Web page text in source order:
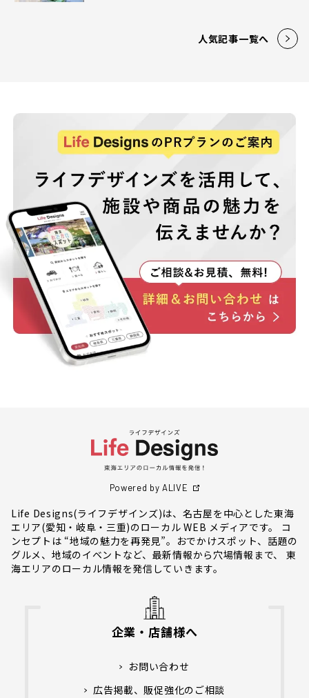
人気記事一覧へ
Powered by ALIVE
Life Designs(ライフデザインズ)は、名古屋を中心とした東海
エリア(愛知・岐阜・三重)のローカル WEB メディアです。 コ
ンセプトは “地域の魅力を再発見”。おでかけスポット、話題の
グルメ、地域のイベントなど、最新情報から穴場情報まで、 東
海エリアのローカル情報を発信していきます。
企業・店舗様へ
お問い合わせ
広告掲載、販促強化のご相談